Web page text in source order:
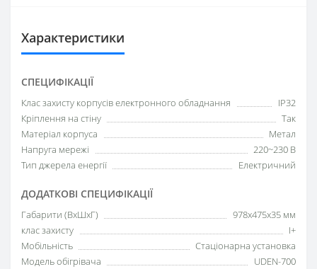
Характеристики
СПЕЦИФІКАЦІЇ
Клас захисту корпусів електронного обладнання
IP32
Кріплення на стіну
Так
Матеріал корпуса
Метал
Напруга мережі
220~230 В
Тип джерела енергії
Електричний
ДОДАТКОВІ СПЕЦИФІКАЦІЇ
Габарити (ВхШхГ)
978х475х35 мм
клас захисту
I+
Мобільність
Стаціонарна установка
Модель обігрівача
UDEN-700